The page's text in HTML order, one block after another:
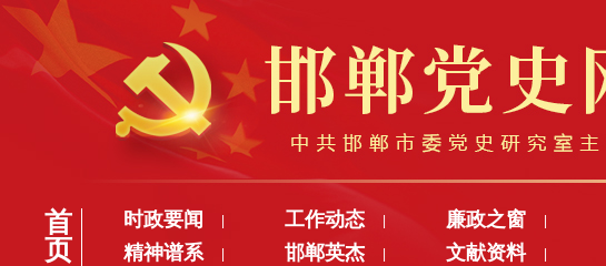
首
页
时政要闻 工作动态 廉政之窗
精神谱系
邯郸英杰 文献资料